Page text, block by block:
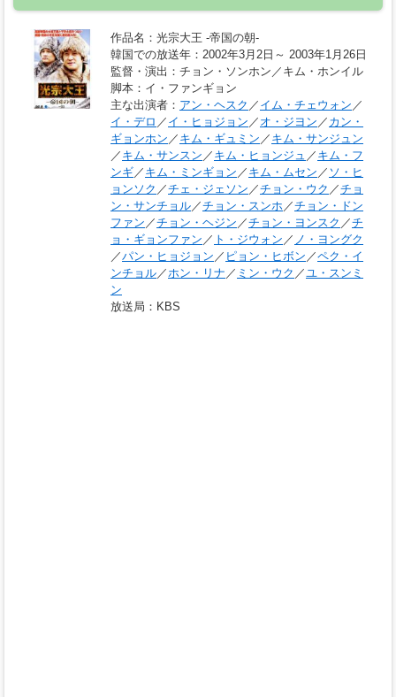
作品名 ：光宗大王 ‐帝国の朝‐
韓国での放送年 ：2002年3月2日～ 2003年1月26日
監督・演出 ：チョン・ソンホン／キム・ホンイル
脚本 ：イ・ファンギョン
主な出演者 ： アン・ヘスク ／ イム・チェウォン ／
イ・デロ ／ イ・ヒョジョン ／ オ・ジヨン ／ カン・
ギョンホン ／ キム・ギュミン ／ キム・サンジュン
／ キム・サンスン ／ キム・ヒョンジュ ／ キム・フ
ンギ／ キム・ミンギョン ／ キム・ムセン ／ ソ・ヒ
ョンソク ／チェ・ジェソン ／チョン・ウク ／チョ
ン・サンチョル／チョン・スンホ ／チョン・ドン
ファン ／チョン・ヘジン ／チョン・ヨンスク ／チ
ョ・ギョンファン ／ ト・ジウォン ／ ノ・ヨングク
／パン・ヒョジョン ／ ピョン・ヒボン ／ペク・イ
ンチョル／ホン・リナ ／ ミン・ウク ／ユ・スンミ
ン
放送局 ：KBS